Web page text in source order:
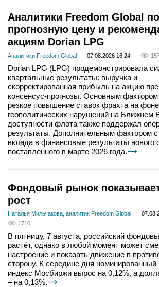
Аналитики Freedom Global
прогнозную цену и
акциям Dorian LPG
Аналитики Freedom Global 07.08.2026 16:24
Dorian LPG (LPG) продемонстрировала
квартальные результаты: выручка и
скорректированная прибыль на акцию
консенсус-прогнозы. Основным
резкое повышение ставок фрахта на фоне
геополитических нарушений на Ближнем
доступности флота также поддержал
результаты. Дополнительным фактором
вклада в финансовые результаты нового
поставленного в марте 2026 года.
Фондовый рынок
рост
Наталья Мильчакова, аналитик Freedom Global
1710
В пятницу, 7 августа, российский
растёт, однако в любой момент может
настроение и показать движение в
сторону. К середине дня номинированный
индекс Мосбиржи вырос на 0,12%, а
– на 0,13%.